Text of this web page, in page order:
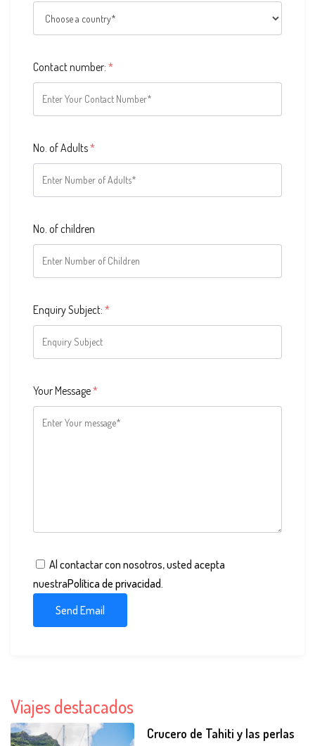
Contact number: *
No. of Adults*
No. of children
Enquiry Subject: *
Your Message*
Al contactar con nosotros, usted acepta
nuestraPolítica de privacidad.
Viajes destacados
Crucero de Tahiti y las perlas